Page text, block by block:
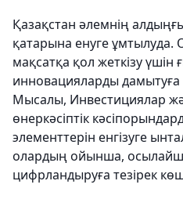
Қазақстан әлемнің
қатарына енуге ұмтылуда.
мақсатқа қол жеткізу
инновацияларды дамытуға
Мысалы, Инвестициялар
өнеркәсіптік
элементтерін енгізуге
олардың ойынша,
цифрландыруға тезірек